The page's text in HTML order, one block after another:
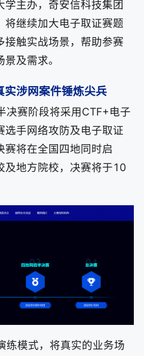
主办，奇安信科技集团
将继续加大电子取证赛题
接触实战场景，帮助参赛
及需求。
涉网案件锤炼尖兵
赛阶段将采用CTF+电子
选手网络攻防及电子取证
赛将在全国四地同时启
及地方院校，决赛将于10
模式，将真实的业务场